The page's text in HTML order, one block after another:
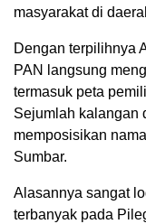
masyarakat di
Dengan terpilihnya
PAN langsung
termasuk peta
Sejumlah kalangan
memposisikan
Sumbar.
Alasannya sangat
terbanyak pada